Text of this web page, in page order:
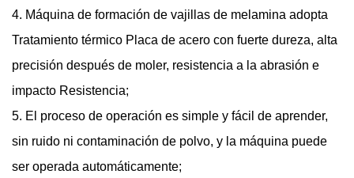
4. Máquina de formación de vajillas de melamina adopta
Tratamiento térmico Placa de acero con fuerte dureza, alta
precisión después de moler, resistencia a la abrasión e
impacto Resistencia;
5. El proceso de operación es simple y fácil de aprender,
sin ruido ni contaminación de polvo, y la máquina puede
ser operada automáticamente;